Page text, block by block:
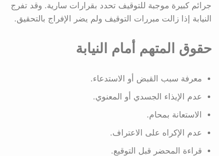
جرائم كبيرة موجبة للتوقيف تحدد بقرارات سارية. وقد تفرج
النيابة إذا زالت مبررات التوقيف ولم يضر الإفراج بالتحقيق.
حقوق المتهم أمام النيابة
معرفة سبب القبض أو الاستدعاء.
عدم الإيذاء الجسدي أو المعنوي.
الاستعانة بمحام.
عدم الإكراه على الاعتراف.
قراءة المحضر قبل التوقيع.